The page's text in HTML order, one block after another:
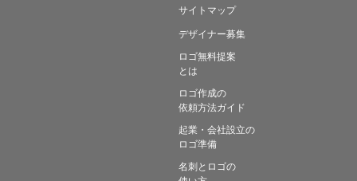
サイトマップ
デザイナー募集
ロゴ無料提案
とは
ロゴ作成の
依頼方法ガイド
起業・会社設立の
ロゴ準備
名刺とロゴの